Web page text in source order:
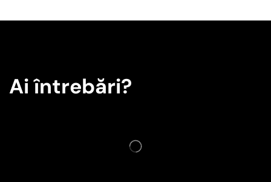
Ai întrebări?